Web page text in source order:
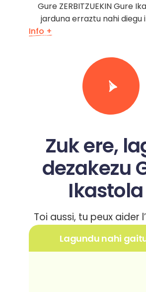
Gure ZERBITZUEKIN Gure
jarduna erraztu nahi diegu
Info +
Zuk ere,
dezakezu
Toi aussi, tu peux aider
Lagundu nahi